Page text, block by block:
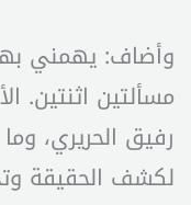
وأضاف: يهمني
مسألتين اثنتين.
رفيق الحريري،
لكشف الحقيقة